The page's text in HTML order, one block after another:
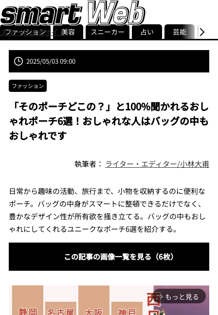
スマート公式サイト
smart最新号
記事一覧ランキング
ストリ
ファッション 美容 スニーカー 占い 芸能 グル
2025/05/03 09:00
ファッション
「そのポーチどこの？」と100%聞かれるおし
ゃれポーチ6選！おしゃれな人はバッグの中も
おしゃれです
執筆者： ライター・エディター/小林大甫
日常から趣味の活動、旅行まで、小物を収納するのに便利な
ポーチ。バッグの中身がスマートに整頓できるだけでなく、
豊かなデザイン性が所有欲を掻き立てる。バッグの中もおし
ゃれにしてくれるユニークなポーチ6選を紹介する。
この記事の画像一覧を見る（6枚）
arrow_forward_ios もっと見る